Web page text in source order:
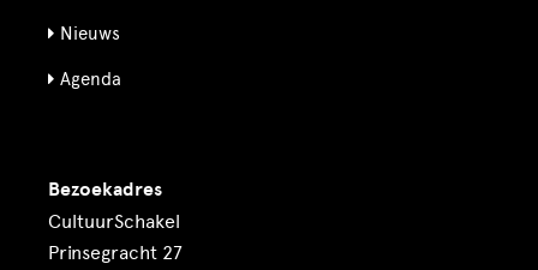
Nieuws
Agenda
Bezoekadres
CultuurSchakel
Prinsegracht 27